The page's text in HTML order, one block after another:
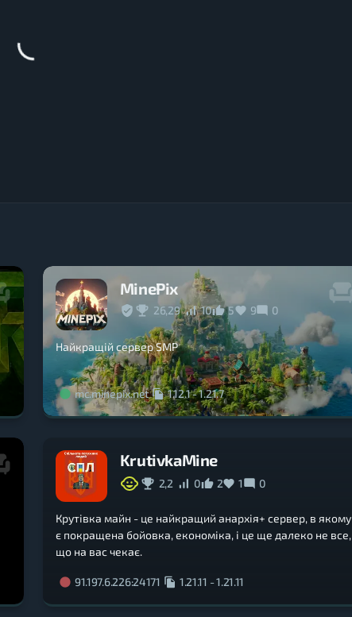
MinePix
26,29 10 5 9 0
Найкращій сервер SMP
mc.minepix.net 1.12.1-1.21.7
KrutivkaMine
2,2 0 2 1 0
Крутівка майн - це найкращий анархія+ сервер, в якому
є покращена бойовка, економіка, і це ще далеко не все,
що на вас чекає.
91.197.6.226:24171 1.21.11 -1.21.11